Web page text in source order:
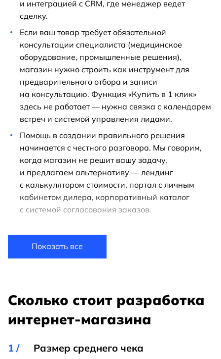
и интеграцией с CRM, где менеджер ведет
сделку.
Если ваш товар требует обязательной
консультации специалиста (медицинское
оборудование, промышленные решения),
магазин нужно строить как инструмент для
предварительного отбора и записи
на консультацию. Функция «Купить в 1 клик»
здесь не работает — нужна связка с календарем
встреч и системой управления лидами.
Помощь в создании правильного решения
начинается с честного разговора. Мы говорим,
когда магазин не решит вашу задачу,
и предлагаем альтернативу — лендинг
с калькулятором стоимости, портал с личным
кабинетом дилера, корпоративный каталог
с системой согласования заказов.
Показать все
Сколько стоит разработка
интернет-магазина
Размер среднего чека